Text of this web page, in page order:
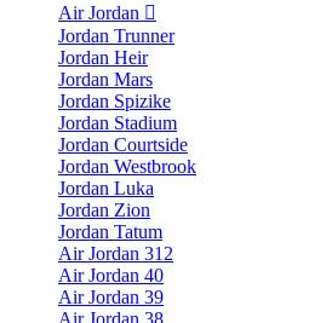
Air Jordan
Jordan Trunner
Jordan Heir
Jordan Mars
Jordan Spizike
Jordan Stadium
Jordan Courtside
Jordan Westbrook
Jordan Luka
Jordan Zion
Jordan Tatum
Air Jordan 312
Air Jordan 40
Air Jordan 39
Air Jordan 38